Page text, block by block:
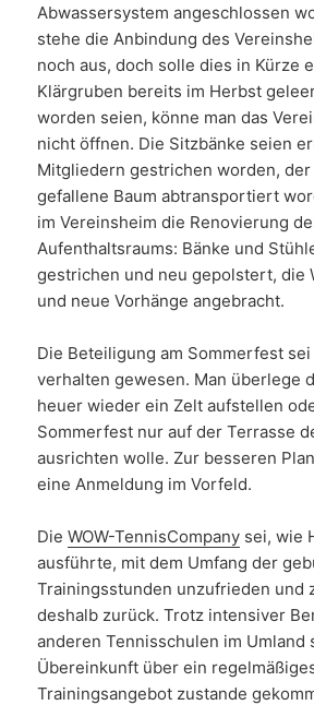
Abwassersystem angeschlossen
stehe die Anbindung des
noch aus, doch solle dies in Kürze
Klärgruben bereits im Herbst
worden seien, könne man das
nicht öffnen. Die Sitzbänke seien
Mitgliedern gestrichen worden, der
gefallene Baum abtransportiert
im Vereinsheim die Renovierung
Aufenthaltsraums: Bänke und
gestrichen und neu gepolstert, die
und neue Vorhänge angebracht.
Die Beteiligung am Sommerfest
verhalten gewesen. Man überlege
heuer wieder ein Zelt aufstellen
Sommerfest nur auf der Terrasse
ausrichten wolle. Zur besseren
eine Anmeldung im Vorfeld.
DieWOW-TennisCompany sei, wie
ausführte, mit dem Umfang der
Trainingsstunden unzufrieden und
deshalb zurück. Trotz intensiver
anderen Tennisschulen im Umland
Übereinkunft über ein
Trainingsangebot zustande